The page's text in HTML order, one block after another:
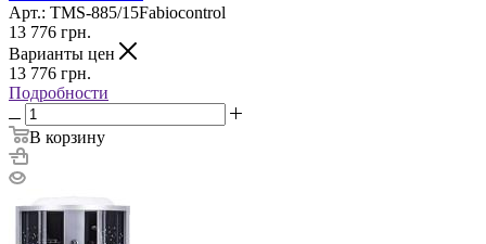
Арт.: TMS-885/15Fabiocontrol
13 776 грн.
Варианты цен
13 776 грн.
Подробности
В корзину